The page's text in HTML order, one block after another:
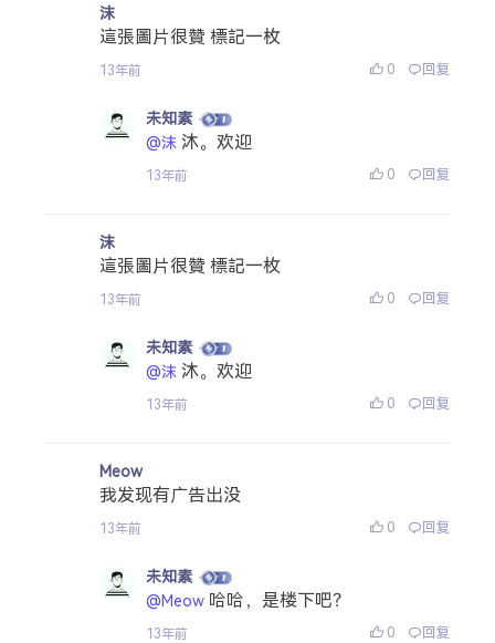
沫
這張圖片很贊 標記一枚
13年前 0 回复
未知素
@沫 沐。欢迎
13年前 0 回复
沫
這張圖片很贊 標記一枚
13年前 0 回复
未知素
@沫 沐。欢迎
13年前 0 回复
Meow
我发现有广告出没
13年前 0 回复
未知素
@Meow 哈哈，是楼下吧？
13年前 0 回复